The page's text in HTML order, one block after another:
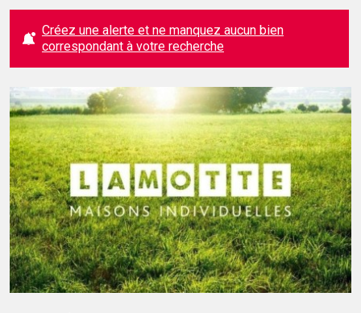
Créez une alerte et ne manquez aucun bien
correspondant à votre recherche